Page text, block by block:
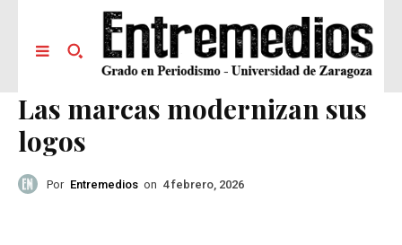
Las marcas modernizan sus
logos
Por Entremedios on 4 febrero, 2026